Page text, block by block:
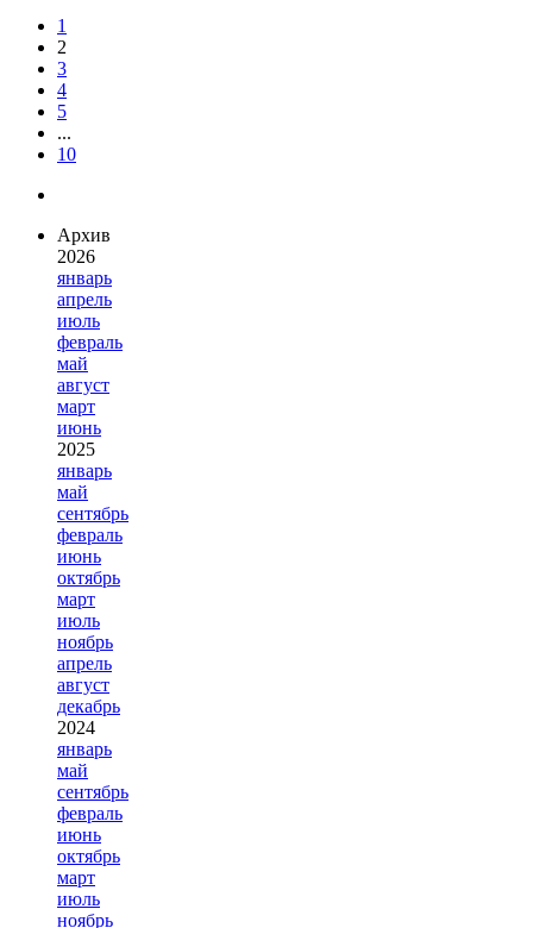
1
2
3
4
5
...
10
Архив
2026
январь
апрель
июль
февраль
май
август
март
июнь
2025
январь
май
сентябрь
февраль
июнь
октябрь
март
июль
ноябрь
апрель
август
декабрь
2024
январь
май
сентябрь
февраль
июнь
октябрь
март
июль
ноябрь